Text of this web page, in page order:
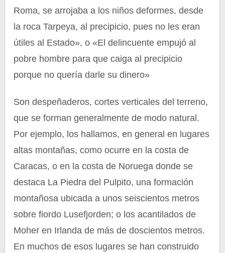
Roma, se arrojaba a los niños deformes, desde
la roca Tarpeya, al precipicio, pues no les eran
útiles al Estado», o «El delincuente empujó al
pobre hombre para que caiga al precipicio
porque no quería darle su dinero»
Son despeñaderos, cortes verticales del terreno,
que se forman generalmente de modo natural.
Por ejemplo, los hallamos, en general en lugares
altas montañas, como ocurre en la costa de
Caracas, o en la costa de Noruega donde se
destaca La Piedra del Pulpito, una formación
montañosa ubicada a unos seiscientos metros
sobre fiordo Lusefjorden; o los acantilados de
Moher en Irlanda de más de doscientos metros.
En muchos de esos lugares se han construido